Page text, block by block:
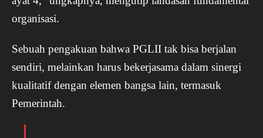
organisasi.
Sebuah pengakuan bahwa PGLII tak bisa berjalan
sendiri, melainkan harus bekerjasama dalam sinergi
kualitatif dengan elemen bangsa lain, termasuk
Pemerintah.